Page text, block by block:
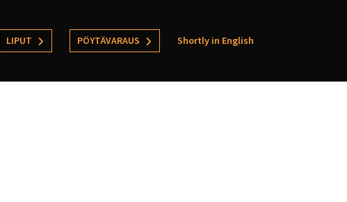
LIPUT PÖYTÄVARAUS Shortly in English